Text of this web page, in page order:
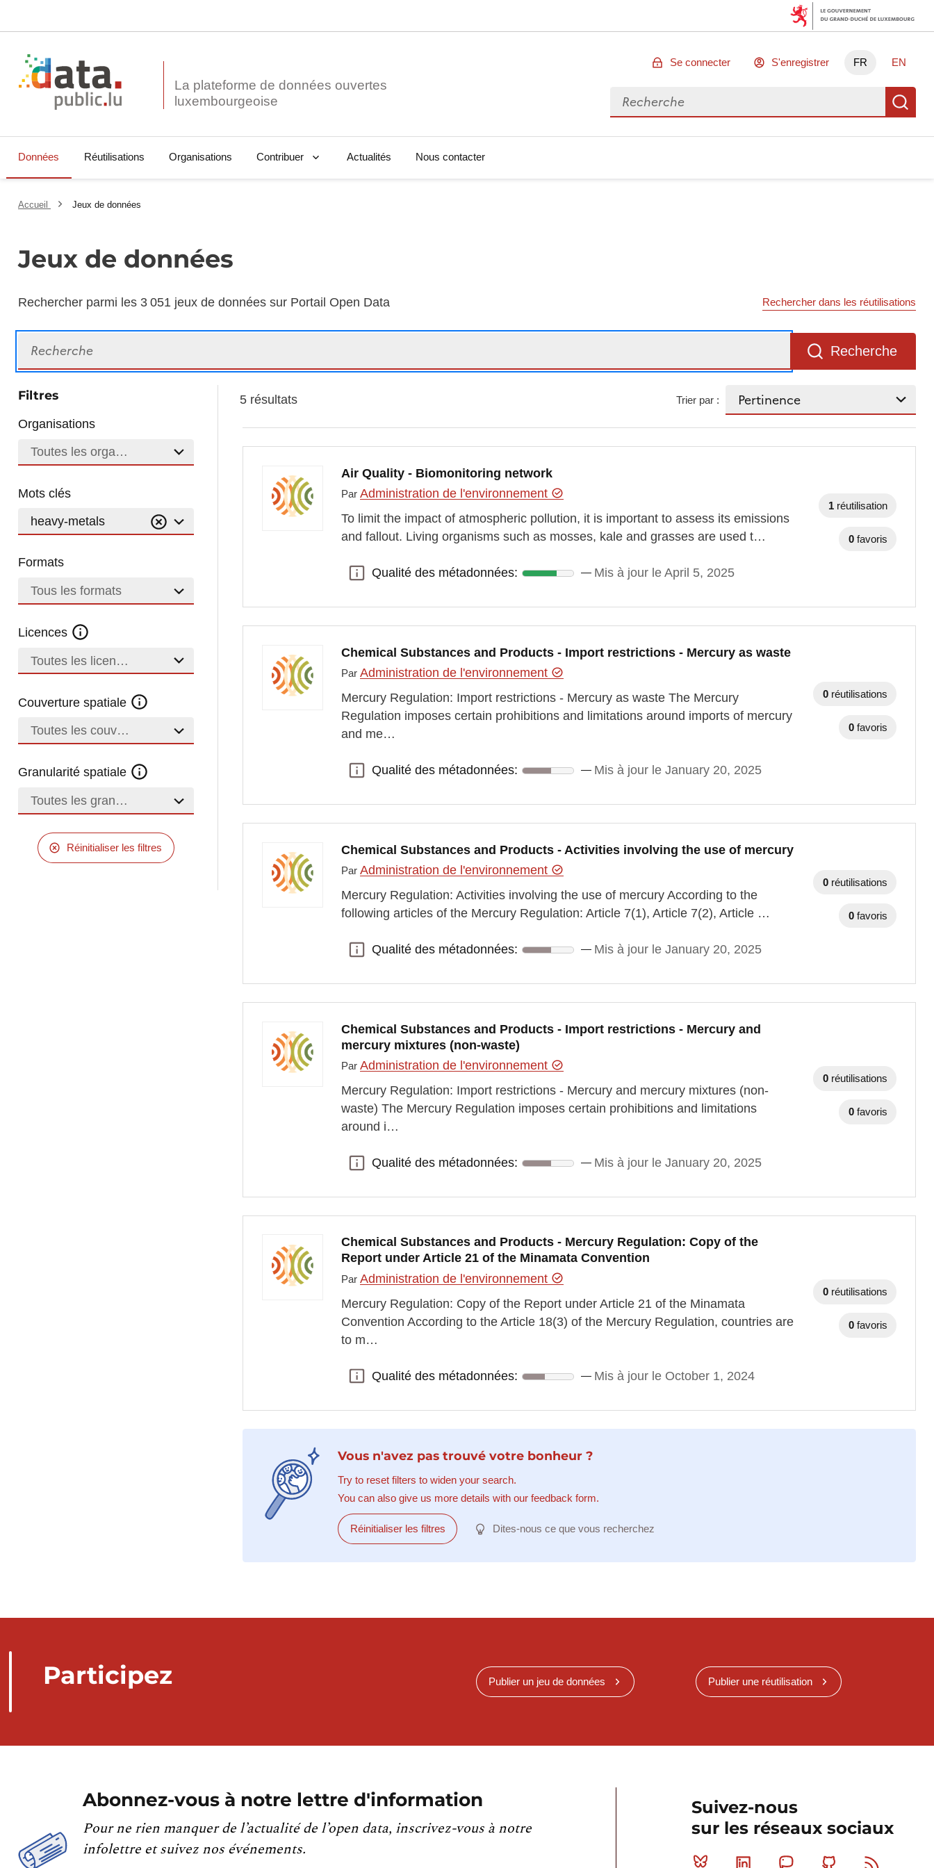
La plateforme de données ouvertes
Se connecter S'enregistrer FR EN
Rechercher des données
Données Réutilisations Organisations Contribuer Actualités Nous contacter
Accueil Jeux de données
Jeux de données
Rechercher parmi les 3 051 jeux de données sur Portail Open Data Rechercher dans les réutilisations
Recherche
Filtres
Organisations
Toutes les organisations
Mots clés
heavy-metals
Formats
Tous les formats
Licences
Toutes les licences
Couverture spatiale
Toutes les couvertures
Granularité spatiale
Toutes les granularités
Réinitialiser les filtres
5 résultats Trier par :
Air Quality - Biomonitoring network
ParAdministration de l'environnement
To limit the impact of atmospheric pollution, it is important to assess its emissions
and fallout. Living organisms such as mosses, kale and grasses are used t…
Qualité des métadonnées:
Qualité des métadonnées: Mis à jour le April 5, 2025
1 réutilisation
0 favoris
Chemical Substances and Products - Import restrictions - Mercury as waste
ParAdministration de l'environnement
Mercury Regulation: Import restrictions - Mercury as waste The Mercury
Regulation imposes certain prohibitions and limitations around imports of mercury
and me…
Qualité des métadonnées:
Qualité des métadonnées: Mis à jour le January 20, 2025
0 réutilisations
0 favoris
Chemical Substances and Products - Activities involving the use of mercury
ParAdministration de l'environnement
Mercury Regulation: Activities involving the use of mercury According to the
following articles of the Mercury Regulation: Article 7(1), Article 7(2), Article …
Qualité des métadonnées:
Qualité des métadonnées: Mis à jour le January 20, 2025
0 réutilisations
0 favoris
Chemical Substances and Products - Import restrictions - Mercury and
mercury mixtures (non-waste)
ParAdministration de l'environnement
Mercury Regulation: Import restrictions - Mercury and mercury mixtures (non-
waste) The Mercury Regulation imposes certain prohibitions and limitations
around i…
Qualité des métadonnées:
Qualité des métadonnées: Mis à jour le January 20, 2025
0 réutilisations
0 favoris
Chemical Substances and Products - Mercury Regulation: Copy of the
Report under Article 21 of the Minamata Convention
ParAdministration de l'environnement
Mercury Regulation: Copy of the Report under Article 21 of the Minamata
Convention According to the Article 18(3) of the Mercury Regulation, countries are
to m…
Qualité des métadonnées:
Qualité des métadonnées: Mis à jour le October 1, 2024
0 réutilisations
0 favoris
Vous n'avez pas trouvé votre bonheur ?
Try to reset filters to widen your search.
You can also give us more details with our feedback form.
Réinitialiser les filtres Dites-nous ce que vous recherchez
Participez Publier un jeu de données Publier une réutilisation
Abonnez-vous à notre lettre d'information
Pour ne rien manquer de l’actualité de l’open data, inscrivez-vous à notre
infolettre et suivez nos événements.
Suivez-nous
sur les réseaux sociaux
Bluesky Linkedin MastodonGithub